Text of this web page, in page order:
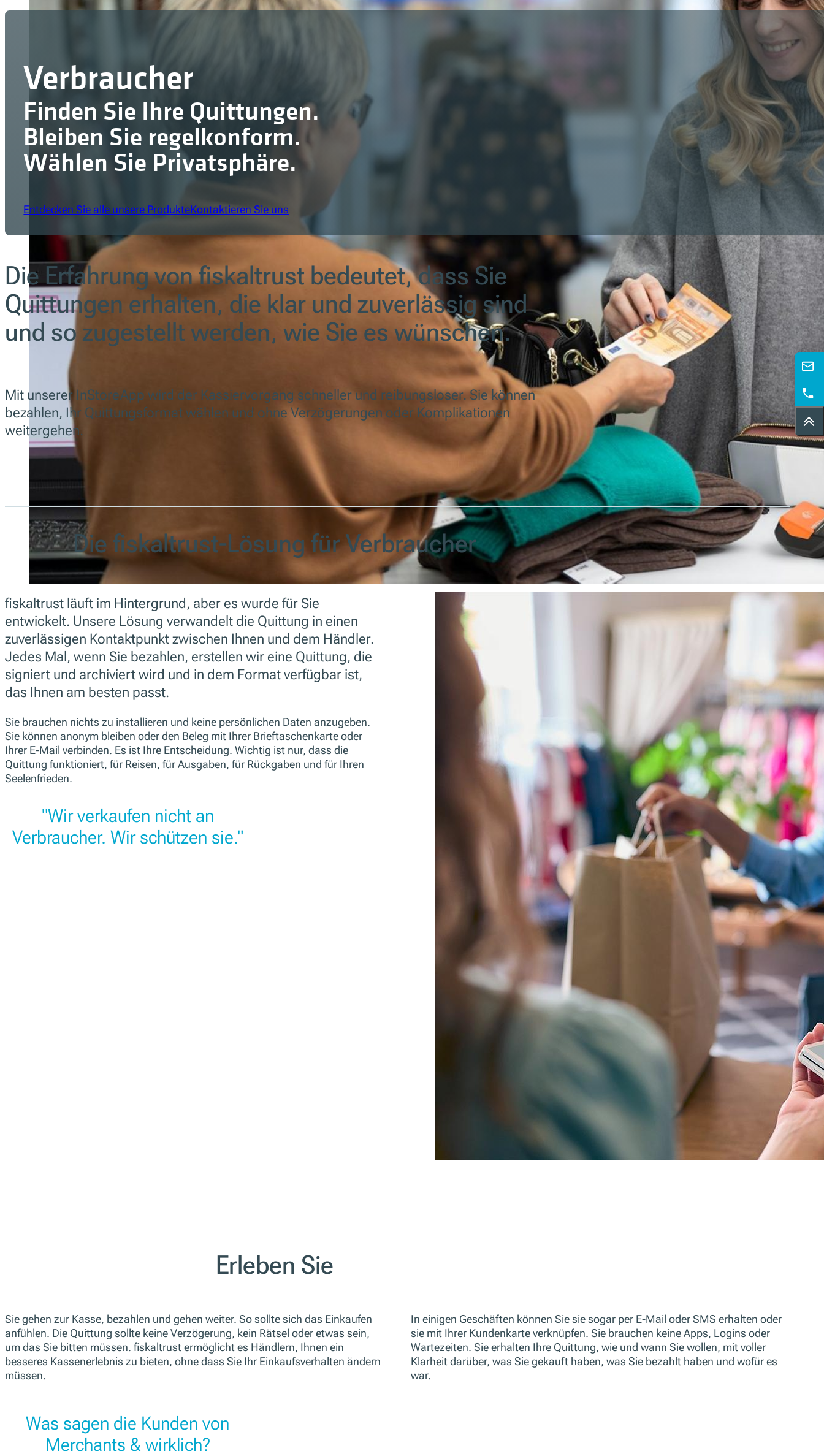
Verbraucher
Finden Sie Ihre Quittungen.
Bleiben Sie regelkonform.
Wählen Sie Privatsphäre.
Entdecken Sie alle unsere ProdukteKontaktieren Sie uns
Die Erfahrung von fiskaltrust bedeutet, dass Sie
Quittungen erhalten, die klar und zuverlässig sind
und so zugestellt werden, wie Sie es wünschen.
Mit unserer InStoreApp wird der Kassiervorgang schneller und reibungsloser. Sie können
bezahlen, Ihr Quittungsformat wählen und ohne Verzögerungen oder Komplikationen
weitergehen.
Die fiskaltrust-Lösung für Verbraucher
fiskaltrust läuft im Hintergrund, aber es wurde für Sie
entwickelt. Unsere Lösung verwandelt die Quittung in einen
zuverlässigen Kontaktpunkt zwischen Ihnen und dem Händler.
Jedes Mal, wenn Sie bezahlen, erstellen wir eine Quittung, die
signiert und archiviert wird und in dem Format verfügbar ist,
das Ihnen am besten passt.
Sie brauchen nichts zu installieren und keine persönlichen Daten anzugeben.
Sie können anonym bleiben oder den Beleg mit Ihrer Brieftaschenkarte oder
Ihrer E-Mail verbinden. Es ist Ihre Entscheidung. Wichtig ist nur, dass die
Quittung funktioniert, für Reisen, für Ausgaben, für Rückgaben und für Ihren
Seelenfrieden.
"Wir verkaufen nicht an
Verbraucher. Wir schützen sie."
Erleben Sie
Sie gehen zur Kasse, bezahlen und gehen weiter. So sollte sich das Einkaufen
anfühlen. Die Quittung sollte keine Verzögerung, kein Rätsel oder etwas sein,
um das Sie bitten müssen. fiskaltrust ermöglicht es Händlern, Ihnen ein
besseres Kassenerlebnis zu bieten, ohne dass Sie Ihr Einkaufsverhalten ändern
müssen.
In einigen Geschäften können Sie sie sogar per E-Mail oder SMS erhalten oder
sie mit Ihrer Kundenkarte verknüpfen. Sie brauchen keine Apps, Logins oder
Wartezeiten. Sie erhalten Ihre Quittung, wie und wann Sie wollen, mit voller
Klarheit darüber, was Sie gekauft haben, was Sie bezahlt haben und wofür es
war.
Was sagen die Kunden von
Merchants & wirklich?